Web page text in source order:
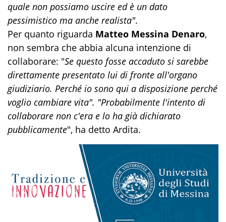
quale non possiamo uscire ed è un dato
pessimistico ma anche realista".
Per quanto riguarda Matteo Messina Denaro,
non sembra che abbia alcuna intenzione di
collaborare: "Se questo fosse accaduto si sarebbe
direttamente presentato lui di fronte all'organo
giudiziario. Perché io sono qui a disposizione perché
voglio cambiare vita". "Probabilmente l'intento di
collaborare non c'era e lo ha già dichiarato
pubblicamente", ha detto Ardita.